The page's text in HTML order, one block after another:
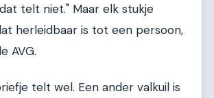
telt niet." Maar elk stukje
herleidbaar is tot een persoon,
AVG.
telt wel. Een ander valkuil is